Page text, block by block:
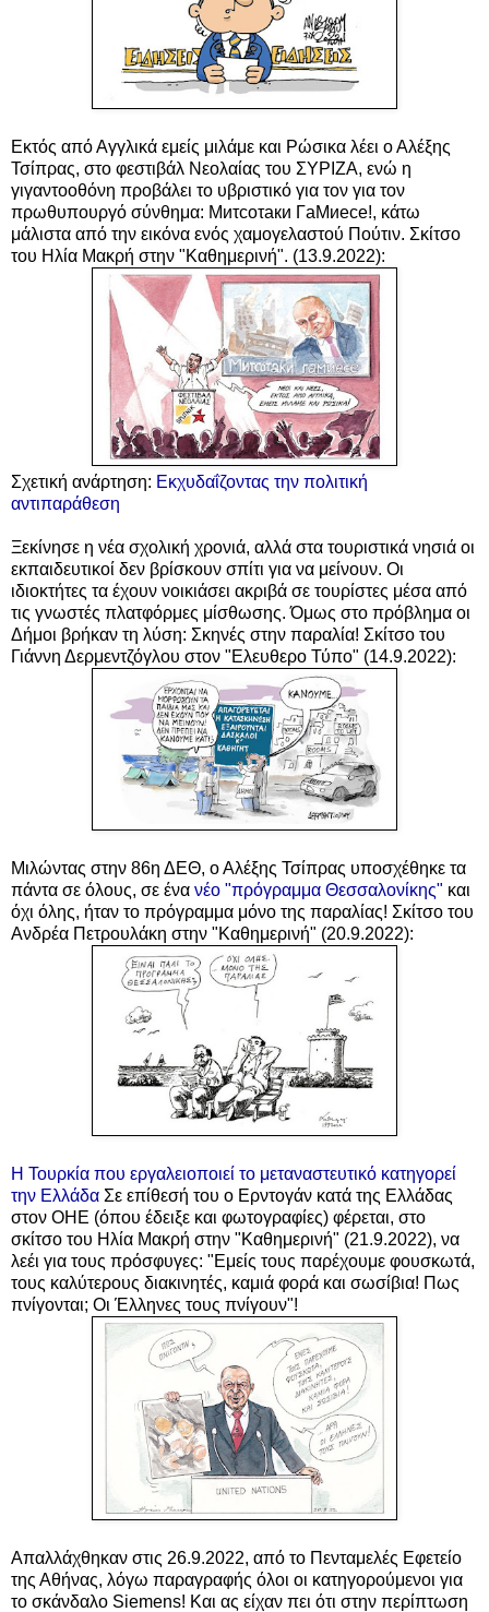
Εκτός από Αγγλικά εμείς μιλάμε και Ρώσικα λέει ο Αλέξης
Τσίπρας, στο φεστιβάλ Νεολαίας του ΣΥΡΙΖΑ, ενώ η
γιγαντοοθόνη προβάλει το υβριστικό για τον για τον
πρωθυπουργό σύνθημα: Миτcoτaки ΓaMиece!, κάτω
μάλιστα από την εικόνα ενός χαμογελαστού Πούτιν. Σκίτσο
του Ηλία Μακρή στην "Καθημερινή". (13.9.2022):
Σχετική ανάρτηση: Εκχυδαΐζοντας την πολιτική
αντιπαράθεση
Ξεκίνησε η νέα σχολική χρονιά, αλλά στα τουριστικά νησιά οι
εκπαιδευτικοί δεν βρίσκουν σπίτι για να μείνουν. Οι
ιδιοκτήτες τα έχουν νοικιάσει ακριβά σε τουρίστες μέσα από
τις γνωστές πλατφόρμες μίσθωσης. Όμως στο πρόβλημα οι
Δήμοι βρήκαν τη λύση: Σκηνές στην παραλία! Σκίτσο του
Γιάννη Δερμεντζόγλου στον "Ελευθερο Τύπο" (14.9.2022):
Μιλώντας στην 86η ΔΕΘ, ο Αλέξης Τσίπρας υποσχέθηκε τα
πάντα σε όλους, σε ένα νέο "πρόγραμμα Θεσσαλονίκης" και
όχι όλης, ήταν το πρόγραμμα μόνο της παραλίας! Σκίτσο του
Ανδρέα Πετρουλάκη στην "Καθημερινή" (20.9.2022):
Η Τουρκία που εργαλειοποιεί το μεταναστευτικό κατηγορεί
την Ελλάδα Σε επίθεσή του ο Eρντογάν κατά της Ελλάδας
στον ΟΗΕ (όπου έδειξε και φωτογραφίες) φέρεται, στο
σκίτσο του Ηλία Μακρή στην "Καθημερινή" (21.9.2022), να
λεέι για τους πρόσφυγες: "Εμείς τους παρέχουμε φουσκωτά,
τους καλύτερους διακινητές, καμιά φορά και σωσίβια! Πως
πνίγονται; Οι Έλληνες τους πνίγουν"!
Απαλλάχθηκαν στις 26.9.2022, από το Πενταμελές Εφετείο
της Αθήνας, λόγω παραγραφής όλοι οι κατηγορούμενοι για
το σκάνδαλο Siemens! Και ας είχαν πει ότι στην περίπτωση